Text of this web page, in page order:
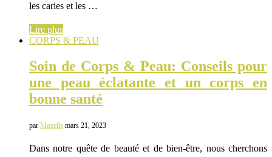
les caries et les …
Lire plus
CORPS & PEAU
Soin de Corps & Peau: Conseils pour
une peau éclatante et un corps en
bonne santé
par Moselle mars 21, 2023
Dans notre quête de beauté et de bien-être, nous cherchons